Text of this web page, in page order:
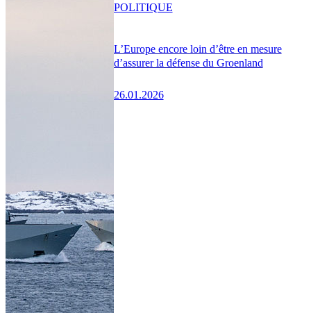
L’Europe encore loin d’être en mesure
d’assurer la défense du Groenland
26.01.2026
POLITIQUE